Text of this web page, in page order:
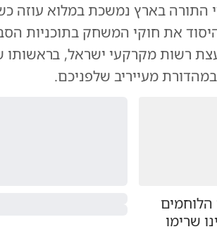
התורה בארץ נמשכת במלוא
את חוקי המשחק בתוכניות
רשות מקרקעי ישראל, בראשותו
מעייריב שלפניכם.
הלוחמים
שרימו